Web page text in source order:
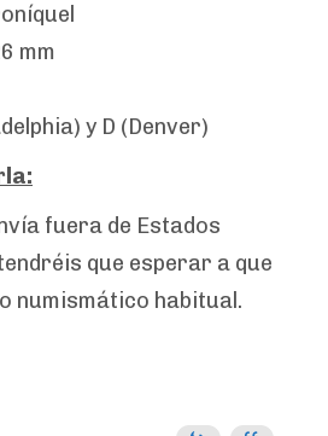
mm
y D (Denver)
fuera de Estados
que esperar a que
numismático habitual.